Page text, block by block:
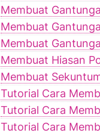
Membuat
Membuat
Membuat
Membuat Hiasan
Membuat
Tutorial Cara
Tutorial Cara
Tutorial Cara